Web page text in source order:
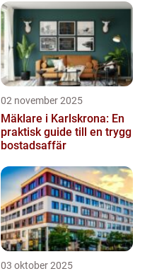
02 november 2025
Mäklare i Karlskrona: En
praktisk guide till en trygg
bostadsaffär
03 oktober 2025